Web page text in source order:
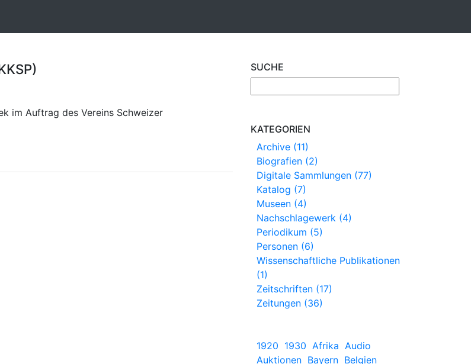
im Auftrag des Vereins Schweizer
SUCHE
KATEGORIEN
Archive (11)
Biografien (2)
Digitale Sammlungen (77)
Katalog (7)
Museen (4)
Nachschlagewerk (4)
Periodikum (5)
Personen (6)
Wissenschaftliche Publikationen
(1)
Zeitschriften (17)
Zeitungen (36)
1920 1930 Afrika Audio
Auktionen Bayern Belgien